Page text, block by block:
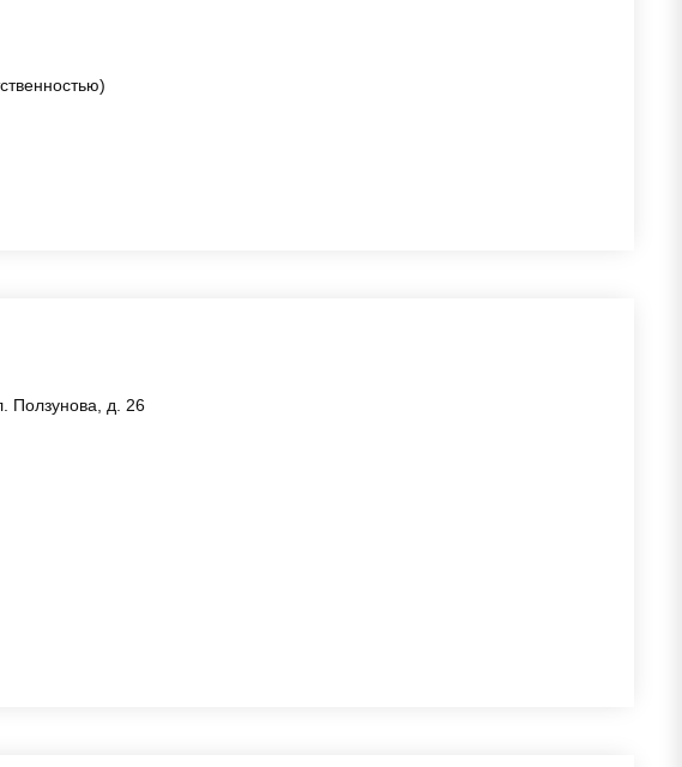
Ползунова, д. 26